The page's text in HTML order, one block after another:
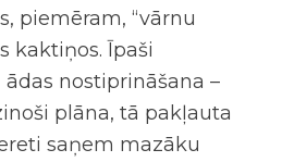
piemēram, “vārnu
kaktiņos. Īpaši
ādas nostiprināšana –
plāna, tā pakļauta
saņem mazāku